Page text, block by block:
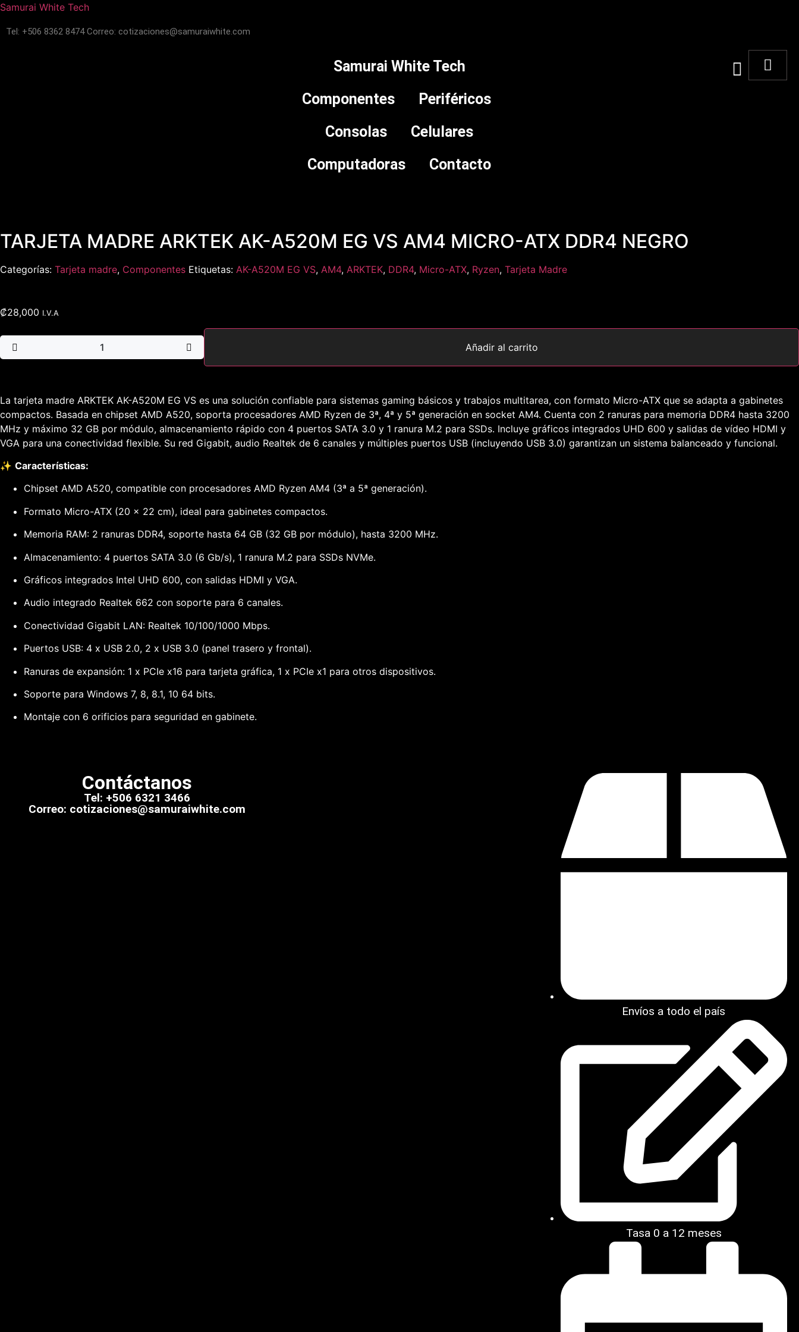
Samurai White Tech
Tel: +506 8362 8474Correo: cotizaciones@samuraiwhite.com
Samurai White Tech
Componentes
Periféricos
Consolas
Celulares
Computadoras
Contacto
TARJETA MADRE ARKTEK AK-A520M EG VS AM4 MICRO-ATX DDR4 NEGRO
Categorías: Tarjeta madre, Componentes Etiquetas: AK-A520M EG VS, AM4, ARKTEK, DDR4, Micro-ATX, Ryzen, Tarjeta Madre
₡28,000 I.V.A
Añadir al carrito
La tarjeta madre ARKTEK AK-A520M EG VS es una solución confiable para sistemas gaming básicos y trabajos multitarea, con formato Micro-ATX que se adapta a gabinetes
compactos. Basada en chipset AMD A520, soporta procesadores AMD Ryzen de 3ª, 4ª y 5ª generación en socket AM4. Cuenta con 2 ranuras para memoria DDR4 hasta 3200
MHz y máximo 32 GB por módulo, almacenamiento rápido con 4 puertos SATA 3.0 y 1 ranura M.2 para SSDs. Incluye gráficos integrados UHD 600 y salidas de vídeo HDMI y
VGA para una conectividad flexible. Su red Gigabit, audio Realtek de 6 canales y múltiples puertos USB (incluyendo USB 3.0) garantizan un sistema balanceado y funcional.
✨ Características:
Chipset AMD A520, compatible con procesadores AMD Ryzen AM4 (3ª a 5ª generación).
Formato Micro-ATX (20 x 22 cm), ideal para gabinetes compactos.
Memoria RAM: 2 ranuras DDR4, soporte hasta 64 GB (32 GB por módulo), hasta 3200 MHz.
Almacenamiento: 4 puertos SATA 3.0 (6 Gb/s), 1 ranura M.2 para SSDs NVMe.
Gráficos integrados Intel UHD 600, con salidas HDMI y VGA.
Audio integrado Realtek 662 con soporte para 6 canales.
Conectividad Gigabit LAN: Realtek 10/100/1000 Mbps.
Puertos USB: 4 x USB 2.0, 2 x USB 3.0 (panel trasero y frontal).
Ranuras de expansión: 1 x PCIe x16 para tarjeta gráfica, 1 x PCIe x1 para otros dispositivos.
Soporte para Windows 7, 8, 8.1, 10 64 bits.
Montaje con 6 orificios para seguridad en gabinete.
Contáctanos
Tel: +506 6321 3466
Correo: cotizaciones@samuraiwhite.com
Envíos a todo el país
Tasa 0 a 12 meses